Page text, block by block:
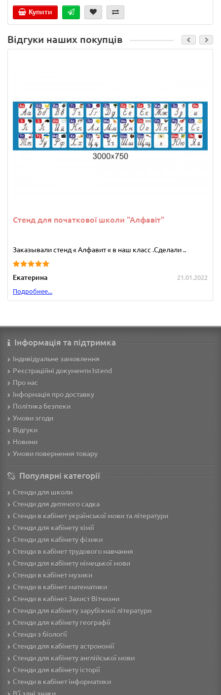
Купити
Відгуки наших покупців
Стенд для початкової школи "Алфавіт"
Заказывали стенд « Алфавит « в наш класс .Сделали ..
Екатерина
21.01.2022
Подробнее...
Інформація та підтримка
Індивідуальне замовлення
Реєстраційні документи Istend
Про нас
Інформація про доставку
Політика безпеки
Умови згоди
Відгуки
Новини
Умови повернення товару
Популярні категорії
Стенди для школи
Стенди для дитячого садка
Стенди в кабінет української мови та літератури
Стенди для кабінету хімії
Стенди для кабінету фізики
Стенди в кабінет трудового навчання
Cтенди для кабінету німецької мови
Стенди в кабінет музики
Стенди в кабінет математики
Стенди в кабінет Захист Вітчизни
Стенди для кабінету зарубіжної літератури
Стенди для кабінету географії
Стенди з біології
Стенди для кабінету астрономії
Стенди для кабінету англійської мови
Стенди для кабінету історії
Стенди в кабінет інформатики